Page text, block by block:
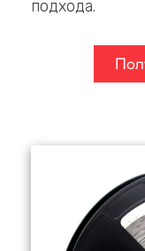
подхода.